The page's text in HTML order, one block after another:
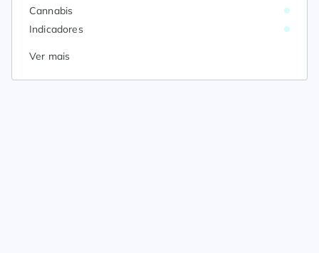
Cannabis
Indicadores
Ver mais